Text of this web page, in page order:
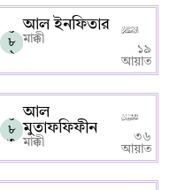
০
৮
২
আল ইনফিতার
মাক্কী
১৯
আয়াত
০
৮
৩
আল
মুতাফফিফীন
মাক্কী
৩৬
আয়াত